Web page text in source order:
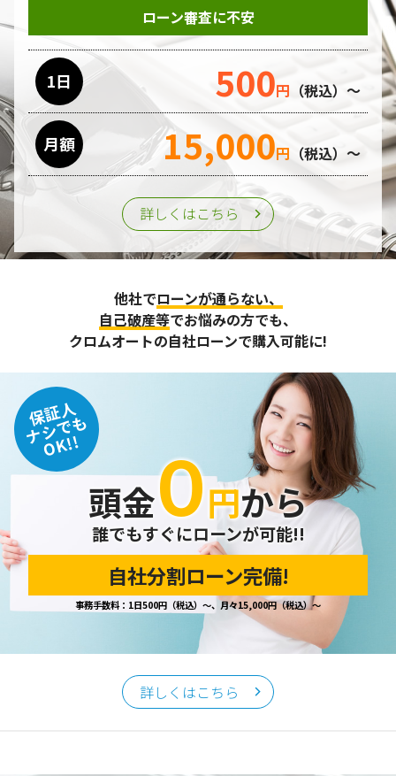
ローン審査に不安
1日 500円 （税込）～
月額 15,000円 （税込）～
詳しくはこちら
他社でローンが通らない、
自己破産等でお悩みの方でも、
クロムオートの自社ローンで購入可能に!
保証人
ナシでも
OK!!
頭金０円から
誰でもすぐにローンが可能!!
自社分割ローン完備!
事務手数料：1日500円（税込）～、月々15,000円（税込）～
詳しくはこちら